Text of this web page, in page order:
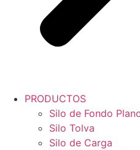
PRODUCTOS
Silo de Fondo
Silo Tolva
Silo de Carga